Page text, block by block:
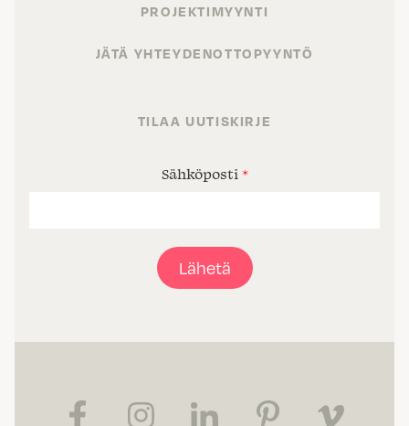
PROJEKTIMYYNTI
JÄTÄ YHTEYDENOTTOPYYNTÖ
TILAA UUTISKIRJE
Sähköposti *
Lähetä